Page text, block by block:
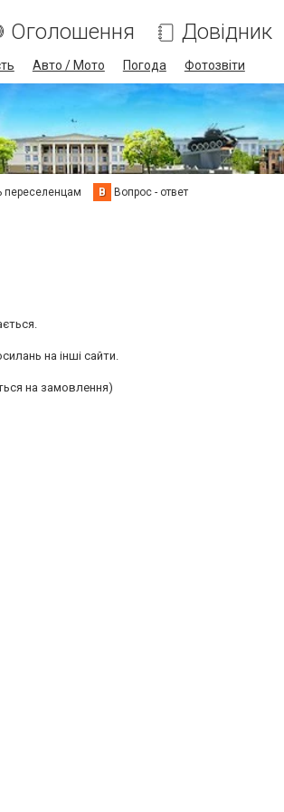
Оголошення Довідник
Авто / Мото Погода Фотозвіти
переселенцам В Вопрос - ответ
на інші сайти.
на замовлення)